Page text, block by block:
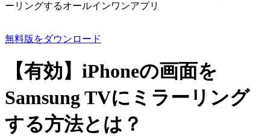
ーリングするオールインワンアプリ
無料版をダウンロード
【有効】iPhoneの画面を
Samsung TVにミラーリング
する方法とは？